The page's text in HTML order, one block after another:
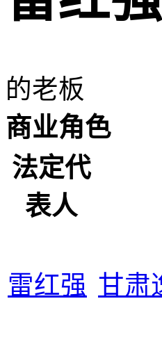
的老板
商业角色
法定代
表人
雷红强 甘肃